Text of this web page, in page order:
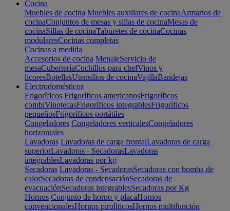
Cocina
Muebles de cocina Muebles auxiliares de cocinaArmarios de
cocinaConjuntos de mesas y sillas de cocinaMesas de
cocinaSillas de cocinaTaburetes de cocinaCocinas
modularesCocinas completas
Cocinas a medida
Accesorios de cocina MenajeServicio de
mesaCuberteríaCuchillos para chefVinos y
licoresBotellasUtensilios de cocinaVajillaBandejas
Electrodomésticos
Frigoríficos Frigoríficos americanosFrigoríficos
combiVinotecasFrigoríficos integrablesFrigoríficos
pequeñosFrigoríficos portátiles
Congeladores Congeladores verticalesCongeladores
horizontales
Lavadoras Lavadoras de carga frontalLavadoras de carga
superiorLavadoras - SecadorasLavadoras
integrablesLavadoras por kg
Secadoras Lavadoras - SecadorasSecadoras con bomba de
calorSecadoras de condensaciónSecadoras de
evacuaciónSecadoras integrablesSecadoras por Kg
Hornos Conjunto de horno y placaHornos
convencionalesHornos pirolíticosHornos multifunción